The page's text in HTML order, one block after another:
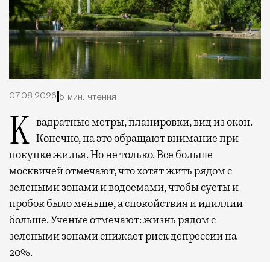
07.08.2026 5 мин. чтения
Квадратные метры, планировки, вид из окон. Конечно, на это обращают внимание при
покупке жилья. Но не только. Все больше
москвичей отмечают, что хотят жить рядом с
зелеными зонами и водоемами, чтобы суеты и
пробок было меньше, а спокойствия и идиллии
больше. Ученые отмечают: жизнь рядом с
зелеными зонами снижает риск депрессии на
20%.